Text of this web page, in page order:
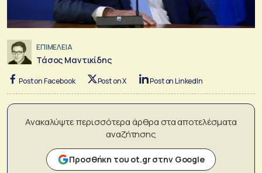
ΕΠΙΜΕΛΕΙΑ
Τάσος Μαντικίδης
Post on Facebook Post on X Post on LinkedIn
Ανακαλύψτε περισσότερα άρθρα στα αποτελέσματα
αναζήτησης
Προσθήκη του ot.gr στην Google